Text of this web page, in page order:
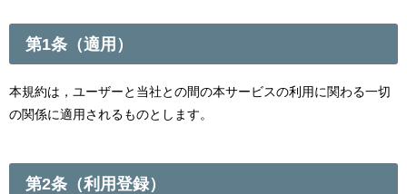
第1条（適用）
本規約は，ユーザーと当社との間の本サービスの利用に関わる一切
の関係に適用されるものとします。
第2条（利用登録）